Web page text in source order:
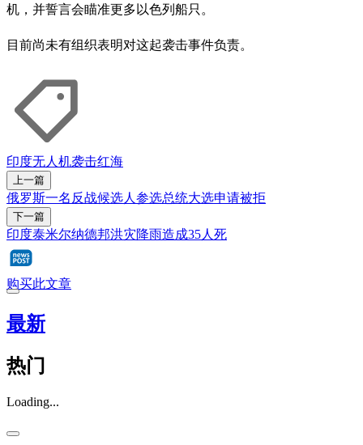
机，并誓言会瞄准更多以色列船只。
目前尚未有组织表明对这起袭击事件负责。
印度无人机袭击红海
上一篇
俄罗斯一名反战候选人参选总统大选申请被拒
下一篇
印度泰米尔纳德邦洪灾降雨造成35人死
购买此文章
最新
热门
Loading...